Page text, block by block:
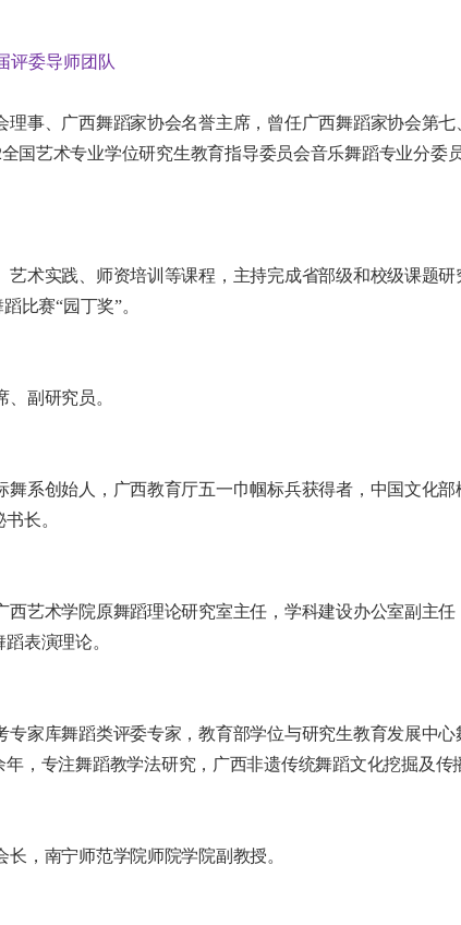
评委导师团队
事、广西舞蹈家协会名誉主席，曾任广西舞蹈家协会第
国艺术专业学位研究生教育指导委员会音乐舞蹈专业分委
术实践、师资培训等课程，主持完成省部级和校级课题
比赛“园丁奖”。
副研究员。
系创始人，广西教育厅五一巾帼标兵获得者，中国文化部
长。
艺术学院原舞蹈理论研究室主任，学科建设办公室副主
表演理论。
家库舞蹈类评委专家，教育部学位与研究生教育发展中心
，专注舞蹈教学法研究，广西非遗传统舞蹈文化挖掘及传
，南宁师范学院师院学院副教授。